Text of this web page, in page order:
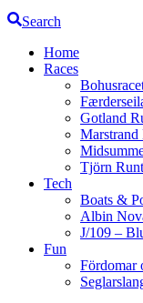
Search
Home
Races
Gotland
Marstrand
Tjörn Runt
Tech
Boats &
Albin
J/109 –
Fun
Fördomar